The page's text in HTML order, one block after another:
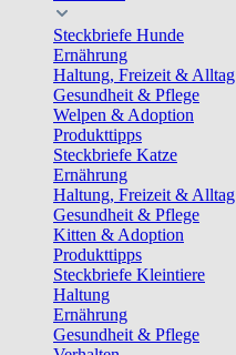
Steckbriefe Hunde
Ernährung
Haltung, Freizeit & Alltag
Gesundheit & Pflege
Welpen & Adoption
Produkttipps
Steckbriefe Katze
Ernährung
Haltung, Freizeit & Alltag
Gesundheit & Pflege
Kitten & Adoption
Produkttipps
Steckbriefe Kleintiere
Haltung
Ernährung
Gesundheit & Pflege